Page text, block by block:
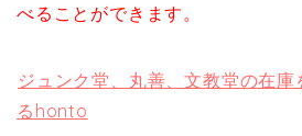
べることができます。
ジュンク堂、丸善、文教堂の在庫
るhonto